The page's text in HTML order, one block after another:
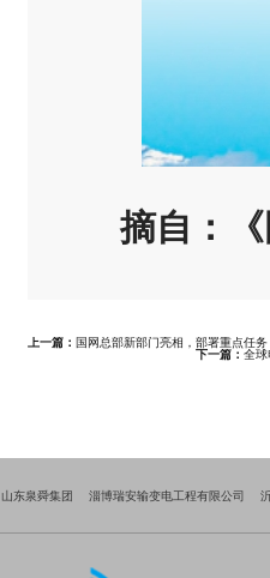
摘自：
上一篇： 国网总部新部门亮相，部署重点任务
下一篇： 全球
山东泉舜集团 淄博瑞安输变电工程有限公司